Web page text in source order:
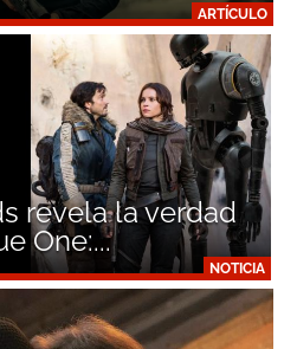
ARTÍCULO
NOTICIA
revela la verdad
One:...